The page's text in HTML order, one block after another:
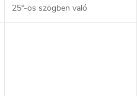
25°-os szögben való
használathoz. Közepesen